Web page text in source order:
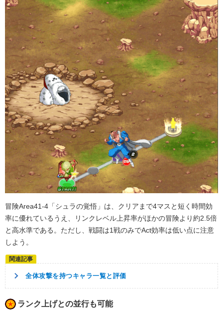
冒険Area41-4「シュラの覚悟」は、クリアまで4マスと短く時間効
率に優れているうえ、リンクレベル上昇率がほかの冒険より約2.5倍
と高水準である。ただし、戦闘は1戦のみでAct効率は低い点に注意
しよう。
全体攻撃を持つキャラ一覧と評価
ランク上げとの並行も可能